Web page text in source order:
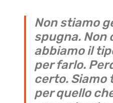
Non stiamo
spugna. Non
abbiamo il
per farlo.
certo.
per quello